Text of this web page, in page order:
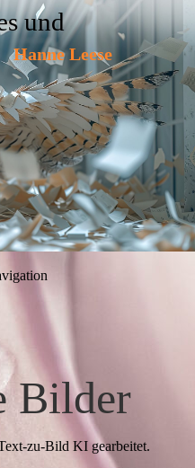
und
Hanne Leese
Bilder
zu-Bild KI gearbeitet.